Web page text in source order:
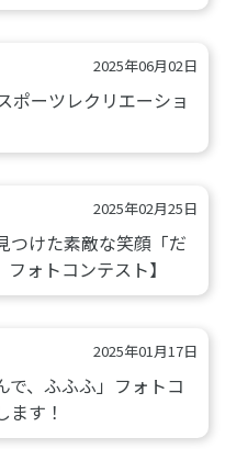
2025年06月02日
ポーツレクリエーショ
2025年02月25日
つけた素敵な笑顔「だ
ォトコンテスト】
2025年01月17日
で、ふふふ」フォトコ
ます！